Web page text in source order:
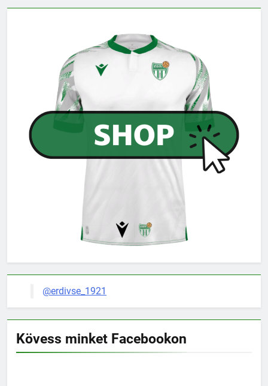
@erdivse_1921
Kövess minket Facebookon